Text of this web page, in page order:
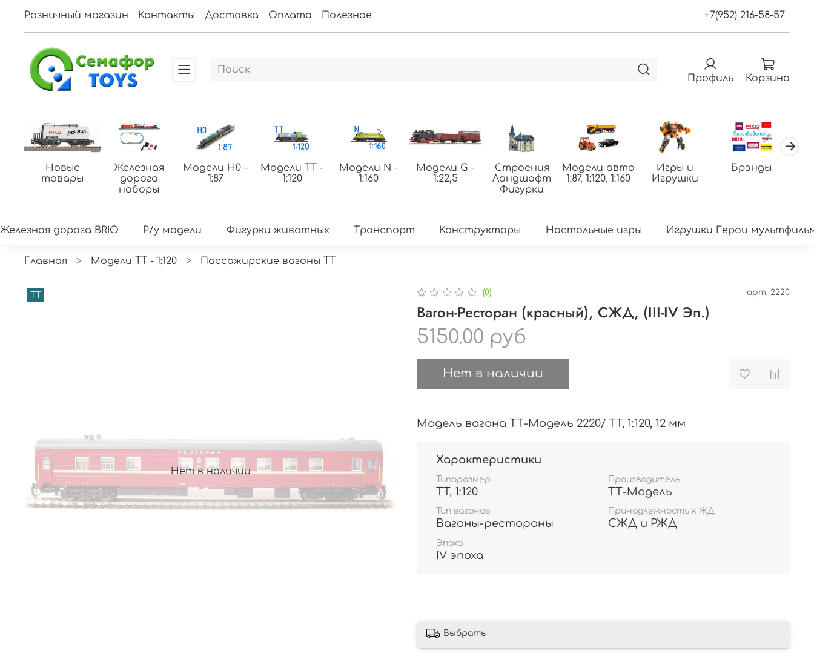
Розничный магазин Контакты Доставка Оплата Полезное +7(952) 216-58-57
Профиль Корзина
Новые
товары
Железная
дорога
наборы
Модели H0 -
1:87
Модели ТТ -
1:120
Модели N -
1:160
Модели G -
1:22,5
Строения
Ландшафт
Фигурки
Модели авто
1:87, 1:120, 1:160
Игры и
Игрушки
Брэнды
Железная дорога BRIO Р/у модели Фигурки животных Транспорт Конструкторы Настольные игры Игрушки Герои
Главная Модели ТТ - 1:120 Пассажирские вагоны TT
Нет в наличии
TT (0) арт. 2220
Вагон-Ресторан (красный), СЖД, (III-IV Эп.)
5150.00 руб
Нет в наличии
Модель вагона ТТ-Модель 2220/ TT, 1:120, 12 мм
Характеристики
Типоразмер
TT, 1:120
Производитель
ТТ-Модель
Тип вагонов
Вагоны-рестораны
Принадлежность к ЖД
СЖД и РЖД
Эпоха
IV эпоха
Выбрать